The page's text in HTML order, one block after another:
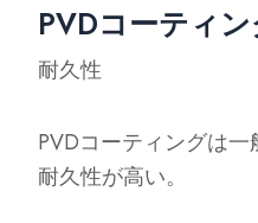
PVDコーティ
耐久性
PVDコーティングは
耐久性が高い。